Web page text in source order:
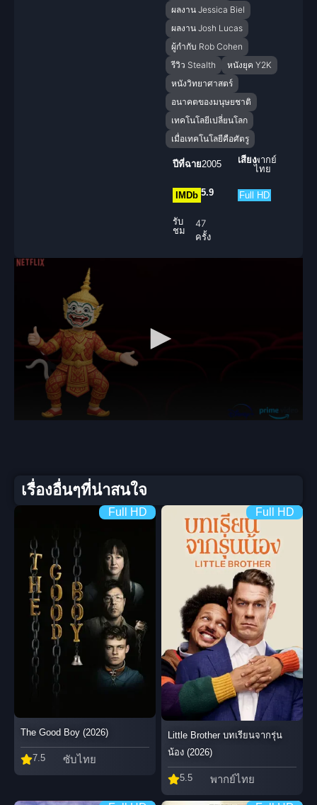
ผลงาน Jessica Biel
ผลงาน Josh Lucas
ผู้กำกับ Rob Cohen
รีวิว Stealth
หนังยุค Y2K
หนังวิทยาศาสตร์
อนาคตของมนุษยชาติ
เทคโนโลยีเปลี่ยนโลก
เมื่อเทคโนโลยีคือศัตรู
ปีที่ฉาย2005 เสียงพากย์
ไทย
IMDb 5.9 Full HD
รับ
ชม
47
ครั้ง
เรื่องอื่นๆที่น่าสนใจ
Full HD
The Good Boy (2026)
7.5 ซับไทย
Full HD
Little Brother บทเรียนจากรุ่น
น้อง (2026)
5.5 พากย์ไทย